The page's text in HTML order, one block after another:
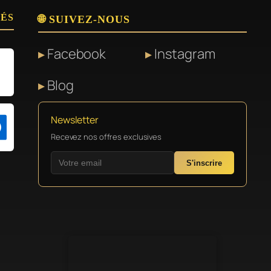
🌐 SUIVEZ-NOUS
Facebook
Instagram
Blog
Newsletter
Recevez nos offres exclusives
S'inscrire